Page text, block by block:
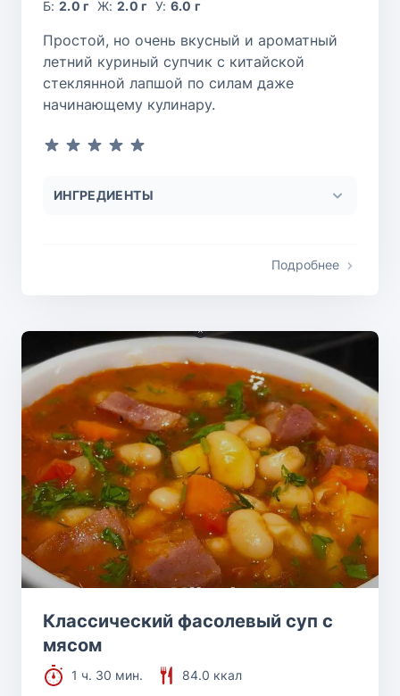
Б:2.0 г Ж: 2.0 г У: 6.0 г
Простой, но очень вкусный и ароматный
летний куриный супчик с китайской
стеклянной лапшой по силам даже
начинающему кулинару.
ИНГРЕДИЕНТЫ
Подробнее
Классический фасолевый суп с
мясом
1 ч. 30 мин.
84.0 ккал